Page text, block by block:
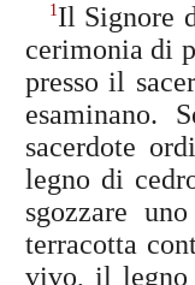
1Il Signore
cerimonia di
presso il
esaminano.
sacerdote
legno di
sgozzare
terracotta
vivo, il legno